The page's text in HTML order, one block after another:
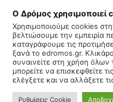
Εγγραφή συνδρομητή
Πολιτισμός
Ο Δρόμος χρησιμοποιεί
Χρησιμοποιούμε cookies
βελτιώσουμε την εμπειρία
καταγράφουμε τις
ξανά το edromos.gr.
συναινείτε στη χρήση
μπορείτε να επισκεφθείτε
ελέγξετε και να αλλάξετε
Ρυθμίσεις Cookie